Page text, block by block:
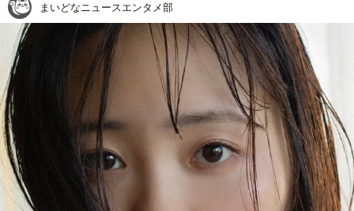
まいどなニュースエンタメ部